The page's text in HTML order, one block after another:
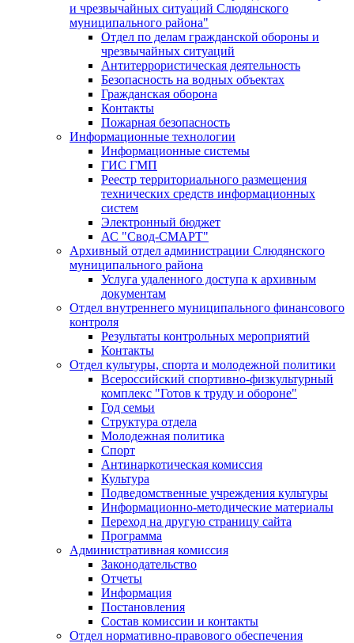
и чрезвычайных ситуаций Слюдянского
муниципального района"
Отдел по делам гражданской обороны и
чрезвычайных ситуаций
Антитеррористическая деятельность
Безопасность на водных объектах
Гражданская оборона
Контакты
Пожарная безопасность
Информационные технологии
Информационные системы
ГИС ГМП
Реестр территориального размещения
технических средств информационных
систем
Электронный бюджет
АС "Свод-СМАРТ"
Архивный отдел администрации Слюдянского
муниципального района
Услуга удаленного доступа к архивным
документам
Отдел внутреннего муниципального финансового
контроля
Результаты контрольных мероприятий
Контакты
Отдел культуры, спорта и молодежной политики
Всероссийский спортивно-физкультурный
комплекс "Готов к труду и обороне"
Год семьи
Структура отдела
Молодежная политика
Спорт
Антинаркотическая комиссия
Культура
Подведомственные учреждения культуры
Информационно-методические материалы
Переход на другую страницу сайта
Программа
Административная комиссия
Законодательство
Отчеты
Информация
Постановления
Состав комиссии и контакты
Отдел нормативно-правового обеспечения